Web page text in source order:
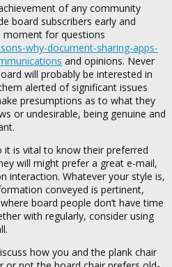
of any community
board subscribers early and
moment for questions
why-document-sharing-apps-
and opinions. Never
will probably be interested in
alerted of significant issues
presumptions as to what they
or undesirable, being genuine and
it is vital to know their preferred
will might prefer a great e-mail,
interaction. Whatever your style is,
conveyed is pertinent,
board people don’t have time
with regularly, consider using
how you and the plank chair